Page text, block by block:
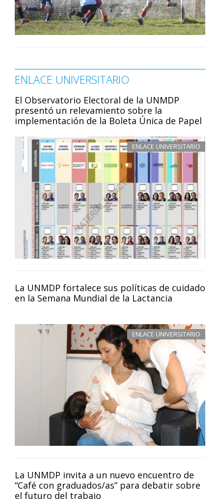
ENLACE UNIVERSITARIO
El Observatorio Electoral de la UNMDP
presentó un relevamiento sobre la
implementación de la Boleta Única de Papel
ENLACE UNIVERSITARIO
La UNMDP fortalece sus políticas de cuidado
en la Semana Mundial de la Lactancia
ENLACE UNIVERSITARIO
La UNMDP invita a un nuevo encuentro de
“Café con graduados/as” para debatir sobre
el futuro del trabajo